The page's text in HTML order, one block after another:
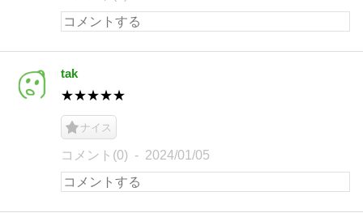
tak
★★★★★
ナイス
コメント(0) 2024/01/05